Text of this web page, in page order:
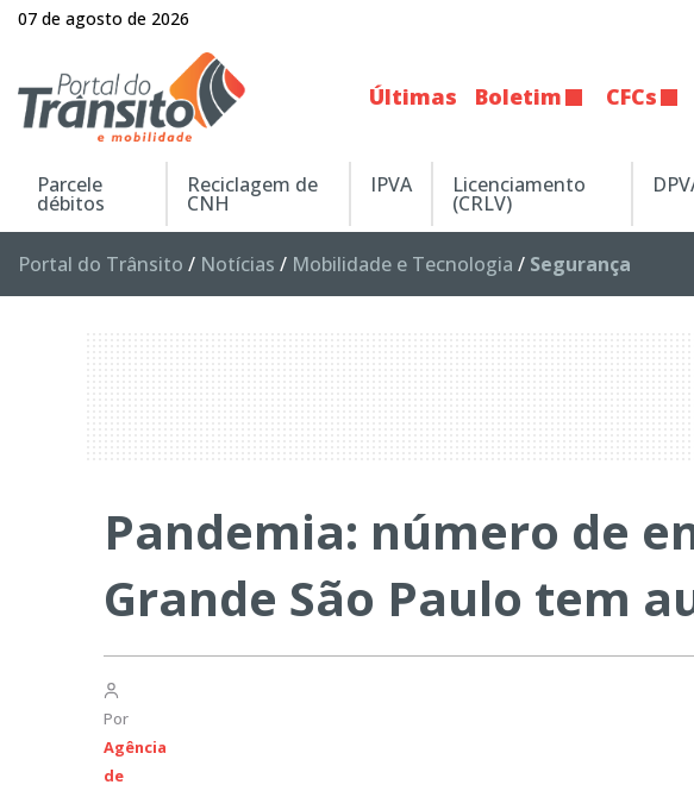
07 de agosto de 2026
Últimas Boletim CFCs
Parcele
débitos
Reciclagem de
CNH
IPVA Licenciamento
(CRLV)
Portal do Trânsito / Notícias / Mobilidade e Tecnologia / Segurança
Pandemia: número de
Grande São Paulo tem
Por
Agência
de